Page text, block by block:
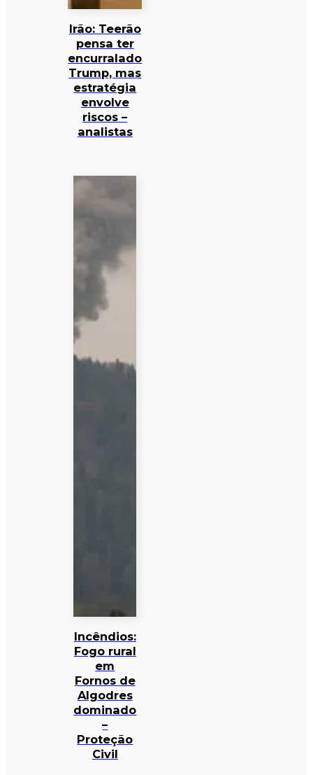
Irão: Teerão
pensa ter
encurralado
Trump, mas
estratégia
envolve
riscos –
analistas
Incêndios:
Fogo rural
em
Fornos de
Algodres
dominado
–
Proteção
Civil